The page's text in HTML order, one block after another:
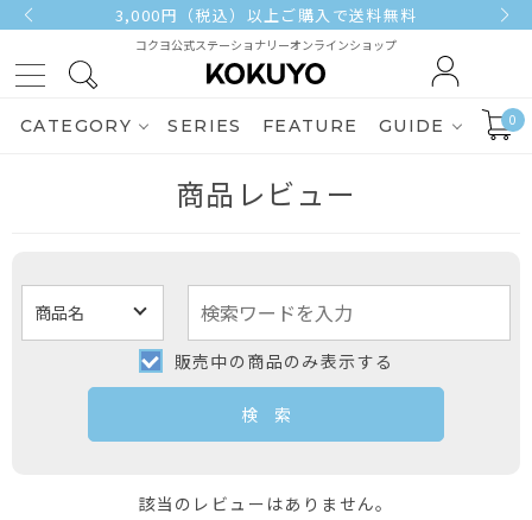
3,000円（税込）以上ご購入で送料無料
コクヨ公式ステーショナリーオンラインショップ
CATEGORY SERIES FEATURE GUIDE 0
商品レビュー
販売中の商品のみ表示する
該当のレビューはありません。